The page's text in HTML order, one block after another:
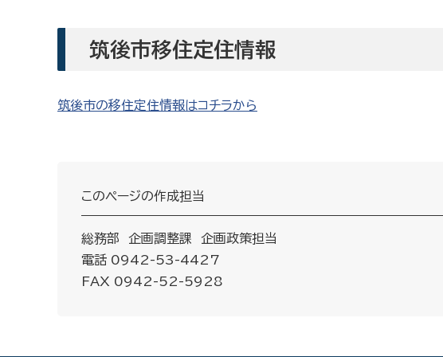
筑後市移住定住情報
筑後市の移住定住情報はコチラから
このページの作成担当
総務部 企画調整課 企画政策担当
電話 0942-53-4427
FAX 0942-52-5928